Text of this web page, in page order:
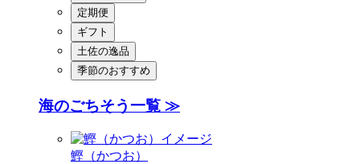
定期便
ギフト
土佐の逸品
季節のおすすめ
海のごちそう一覧 ≫
鰹（かつお）